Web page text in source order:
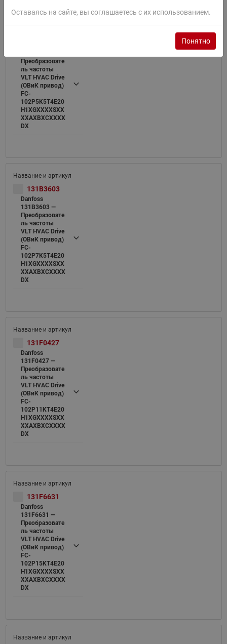
Преобразовате
ль частоты
VLT HVAC Drive
(ОВиК привод)
FC-
102P5K5T4E20
H1XGXXXXSXX
XXAXBXCXXXX
DX
131B3603
Danfoss
131B3603 —
Преобразовате
ль частоты
VLT HVAC Drive
(ОВиК привод)
FC-
102P7K5T4E20
H1XGXXXXSXX
XXAXBXCXXXX
DX
131F0427
Danfoss
131F0427 —
Преобразовате
ль частоты
VLT HVAC Drive
(ОВиК привод)
FC-
102P11KT4E20
H1XGXXXXSXX
XXAXBXCXXXX
DX
131F6631
Danfoss
131F6631 —
Преобразовате
ль частоты
VLT HVAC Drive
(ОВиК привод)
FC-
102P15KT4E20
H1XGXXXXSXX
XXAXBXCXXXX
DX
Оставаясь на сайте, вы соглашаетесь с их использованием.
Понятно